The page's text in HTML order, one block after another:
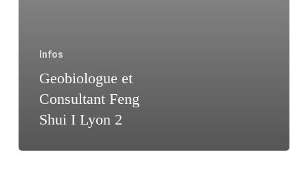
Infos
Geobiologue et
Consultant Feng
Shui I Lyon 2